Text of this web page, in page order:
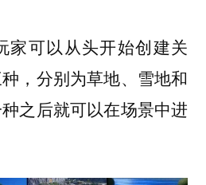
家可以从头开始创建关
，分别为草地、雪地和
之后就可以在场景中进